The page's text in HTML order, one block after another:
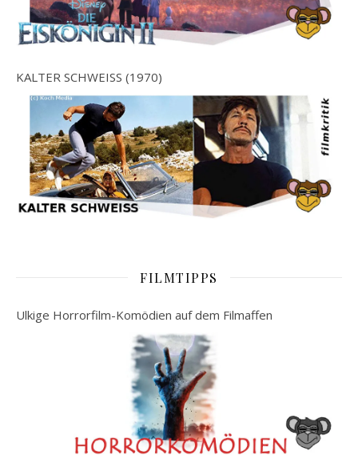
KALTER SCHWEISS (1970)
FILMTIPPS
Ulkige Horrorfilm-Komödien auf dem Filmaffen